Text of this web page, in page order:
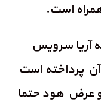
است.
آریا سرویس
پرداخته است
عرض هود حتما